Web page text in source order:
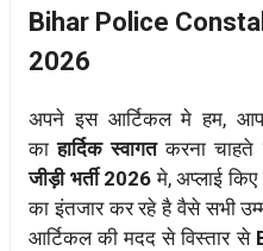
Bihar Police
2026
अपने इस आर्टिकल मे हम, आप
काहार्दिक स्वागतकरना
जीड़ी भर्ती 2026मे, अप्लाई
का इंतजार कर रहे है वैसे सभी
आर्टिकल की मदद से विस्तार से